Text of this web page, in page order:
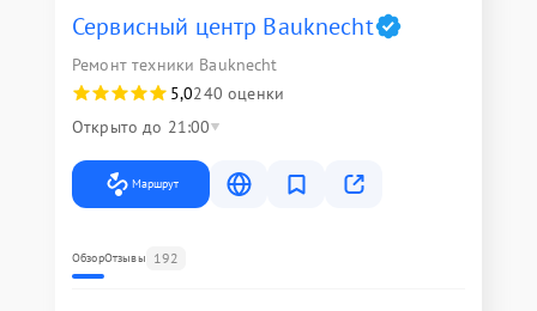
Сервисный центр Bauknecht
Ремонт техники Bauknecht
5,0240 оценки
Открыто до 21:00
Маршрут
ОбзорОтзывы 192